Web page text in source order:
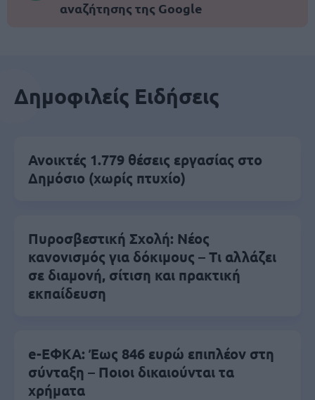
αναζήτησης της Google
Δημοφιλείς Ειδήσεις
Ανοικτές 1.779 θέσεις εργασίας στο
Δημόσιο (χωρίς πτυχίο)
Πυροσβεστική Σχολή: Νέος
κανονισμός για δόκιμους – Τι αλλάζει
σε διαμονή, σίτιση και πρακτική
εκπαίδευση
e-ΕΦΚΑ: Έως 846 ευρώ επιπλέον στη
σύνταξη – Ποιοι δικαιούνται τα
χρήματα